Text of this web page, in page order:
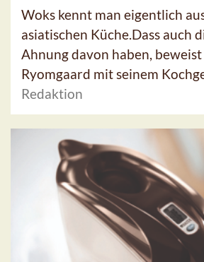
Woks kennt man eigentlich
asiatischen Küche.Dass auch
Ahnung davon haben, beweist
Ryomgaard mit seinem
Redaktion